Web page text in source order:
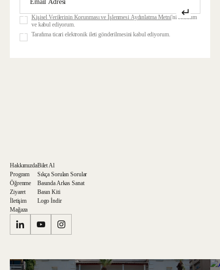
Kişisel Verilerinin Korunması ve İşlenmesi Aydınlatma Metni'ni okudum
ve kabul ediyorum.
Tarafıma ticari elektronik ileti gönderilmesini kabul ediyorum.
↵
Hakkımızda
Program
Öğrenme
Ziyaret
İletişim
Mağaza
Bilet Al
Sıkça Sorulan Sorular
Basında Arkas Sanat
Basın Kiti
Logo İndir